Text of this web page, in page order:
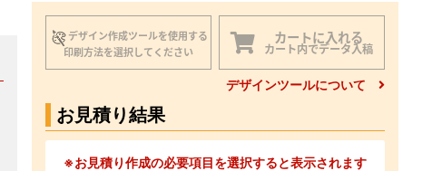
デザイン作成ツールを使用する
印刷方法を選択してください
カートに入れる
カート内でデータ入稿
デザインツールについて
お見積り結果
※お見積り作成の必要項目を選択すると表示されます